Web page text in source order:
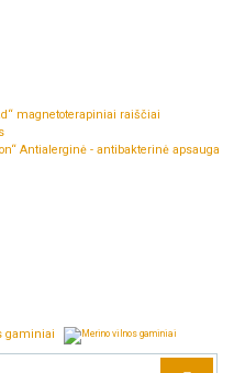
magnetoterapiniai raiščiai
Antialerginė - antibakterinė apsauga